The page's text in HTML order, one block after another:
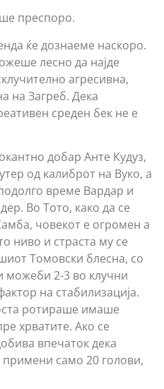
преспоро.
ќе дознаеме наскоро.
лесно да најде
агресивна,
на Загреб. Дека
среден бек не е
добар Анте Кудуз,
од калиброт на Вуко, а
време Вардар и
Во Тото, како да се
човекот е огромен а
ниво и страста му се
Томовски блесна, со
можеби 2-3 во клучни
на стабилизација.
ротираше имаше
хрватите. Ако се
впечаток дека
само 20 голови,